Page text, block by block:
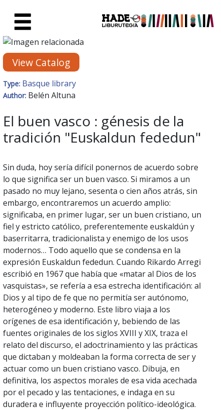
New Books Card - Liburutegia
View Catalog
Type: Basque library
Author: Belén Altuna
El buen vasco : génesis de la
tradición "Euskaldun fededun"
Sin duda, hoy sería difícil ponernos de acuerdo sobre
lo que significa ser un buen vasco. Si miramos a un
pasado no muy lejano, sesenta o cien años atrás, sin
embargo, encontraremos un acuerdo amplio:
significaba, en primer lugar, ser un buen cristiano, un
fiel y estricto católico, preferentemente euskaldún y
baserritarra, tradicionalista y enemigo de los usos
modernos… Todo aquello que se condensa en la
expresión Euskaldun fededun. Cuando Rikardo Arregi
escribió en 1967 que había que «matar al Dios de los
vasquistas», se refería a esa estrecha identificación: al
Dios y al tipo de fe que no permitía ser autónomo,
heterogéneo y moderno. Este libro viaja a los
orígenes de esa identificación y, bebiendo de las
fuentes originales de los siglos XVIII y XIX, traza el
relato del discurso, el adoctrinamiento y las prácticas
que dictaban y moldeaban la forma correcta de ser y
actuar como un buen cristiano vasco. Dibuja, en
definitiva, los aspectos morales de esa vida acechada
por el pecado y las tentaciones, e indaga en su
duradera e influyente proyección político-ideológica.